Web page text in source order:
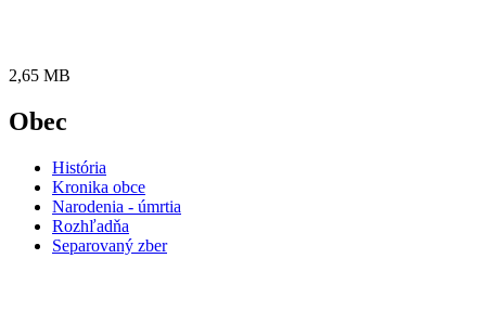
2,65 MB
Obec
História
Kronika obce
Narodenia - úmrtia
Rozhľadňa
Separovaný zber